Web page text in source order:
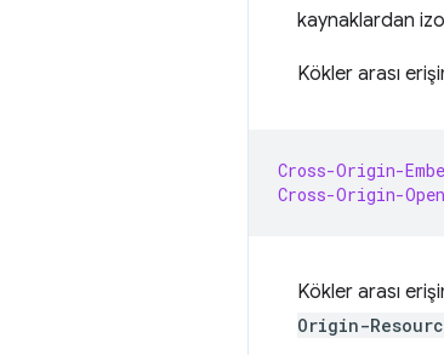
kaynaklardan
Kökler arası
Cross-Origin-
Cross-Origin-
Kökler arası
Origin-